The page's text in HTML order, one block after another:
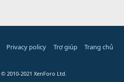
Privacy policy Trợ giúp Trang chủ
© 2010-2021 XenForo Ltd.